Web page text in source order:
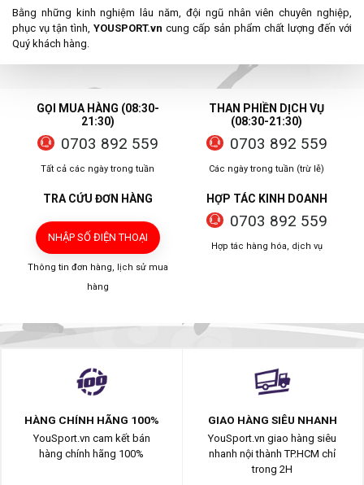
Bằng những kinh nghiệm lâu năm, đội ngũ nhân viên chuyên nghiệp,
phục vụ tận tình, YOUSPORT.vn cung cấp sản phẩm chất lượng đến với
Quý khách hàng.
GỌI MUA HÀNG (08:30-
21:30)
0703 892 559
Tất cả các ngày trong tuần
THAN PHIỀN DỊCH VỤ
(08:30-21:30)
0703 892 559
Các ngày trong tuần (trừ lễ)
TRA CỨU ĐƠN HÀNG
NHẬP SỐ ĐIỆN THOẠI
Thông tin đơn hàng, lịch sử mua
hàng
HỢP TÁC KINH DOANH
0703 892 559
Hợp tác hàng hóa, dịch vụ
HÀNG CHÍNH HÃNG 100%
YouSport.vn cam kết bán
hàng chính hãng 100%
GIAO HÀNG SIÊU NHANH
YouSport.vn giao hàng siêu
nhanh nội thành TP.HCM chỉ
trong 2H